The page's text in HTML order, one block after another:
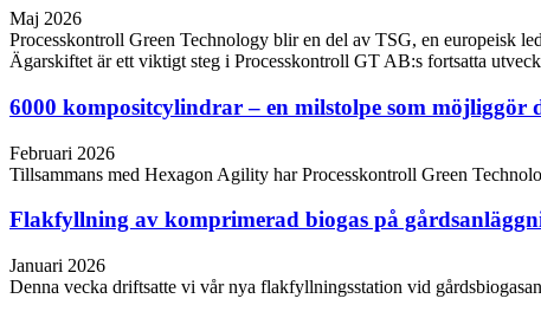
Maj 2026
Processkontroll Green Technology blir en del av TSG, en europeisk
Ägarskiftet är ett viktigt steg i Processkontroll GT AB:s fortsatta
6000 kompositcylindrar – en milstolpe som möjliggör
Februari 2026
Tillsammans med Hexagon Agility har Processkontroll Green
Flakfyllning av komprimerad biogas på
Januari 2026
Denna vecka driftsatte vi vår nya flakfyllningsstation vid